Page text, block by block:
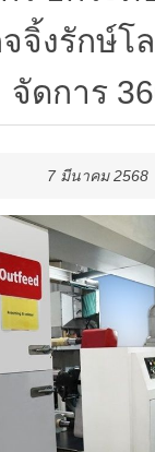
จิ้งรักษ์โ
จัดการ
7 มีนาคม 2568